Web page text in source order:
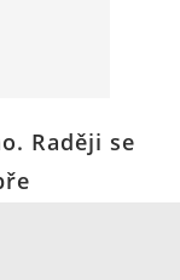
Raději se